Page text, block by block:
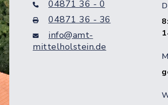
04871 36 - 0
04871 36 - 36
info@amt-
mittelholstein.de